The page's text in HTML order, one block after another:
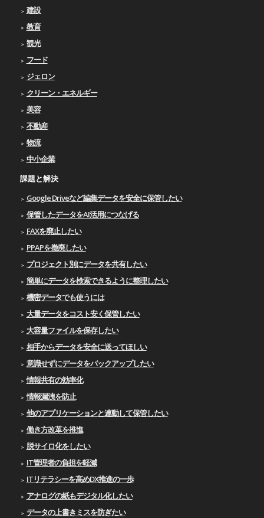
建設
教育
観光
フード
ジェロン
クリーン・エネルギー
美容
不動産
物流
中小企業
課題と解決
Google Driveなど編集データを安全に保管したい
保管したデータをAI活用につなげる
FAXを廃止したい
PPAPを撤廃したい
プロジェクト別にデータを共有したい
簡単にデータを検索できるように整理したい
機密データでも使うには
大量データをコスト安く保管したい
大容量ファイルを保存したい
相手からデータを安全に送ってほしい
意識せずにデータをバックアップしたい
情報共有の効率化
情報漏洩を防止
他のアプリケーションと連動して保管したい
働き方改革を推進
脱サイロ化をしたい
IT管理者の負担を軽減
ITリテラシーを高めDX推進の一歩
アナログの紙もデジタル化したい
データの上書きミスを防ぎたい